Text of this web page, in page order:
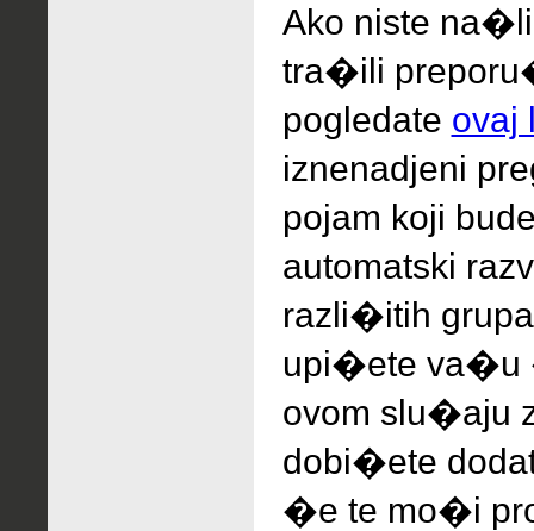
Ako niste
tra�ili
pogledate ovaj
iznenadjeni
pojam koji
automatski
razli�itih
upi�ete va�u
ovom slu�aju
dobi�ete
�e te mo�i